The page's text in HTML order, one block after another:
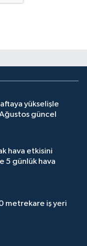
yükselişle
güncel
hava etkisini
5 günlük hava
metrekare iş yeri